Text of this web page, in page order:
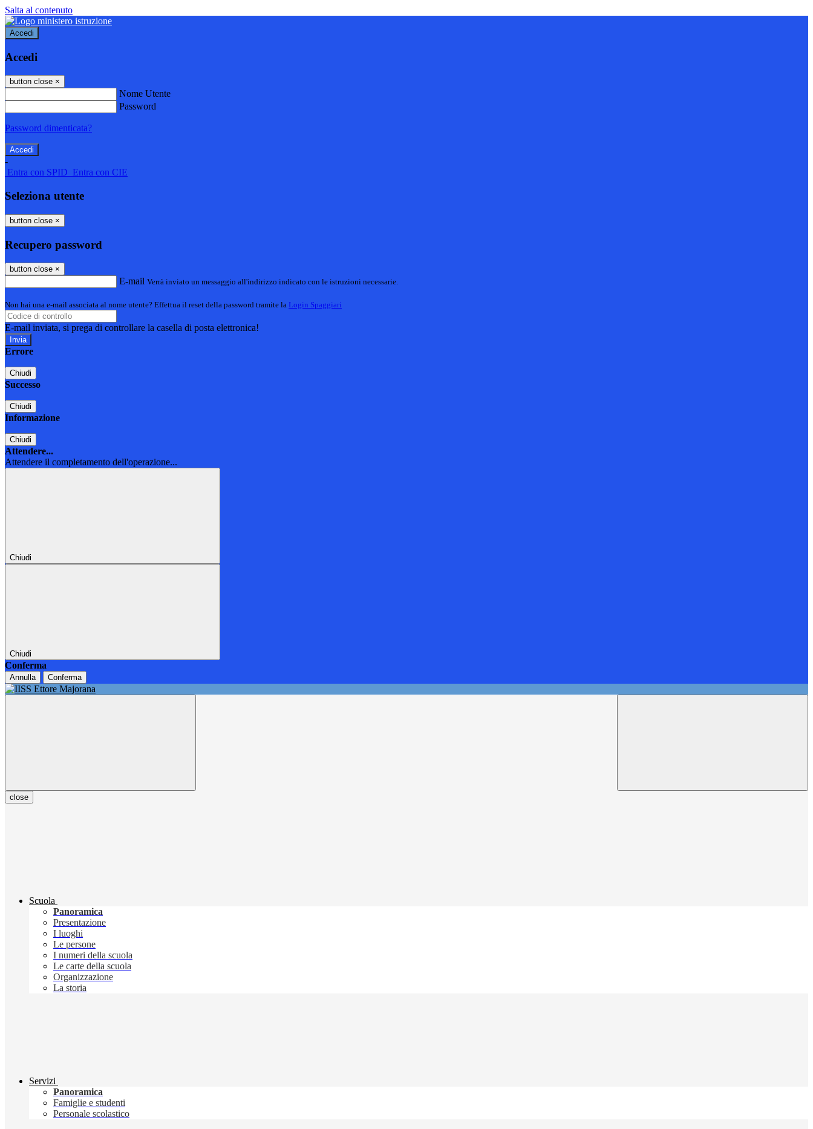
Salta al contenuto
Accedi
Accedi
button close ×
Nome Utente
Password
Password dimenticata?
-
Entra con SPID Entra con CIE
Seleziona utente
button close ×
Recupero password
button close ×
E-mail Verrà inviato un messaggio all'indirizzo indicato con le istruzioni necessarie.
Non hai una e-mail associata al nome utente? Effettua il reset della password tramite la Login Spaggiari
E-mail inviata, si prega di controllare la casella di posta elettronica!
Errore
Chiudi
Successo
Chiudi
Informazione
Chiudi
Attendere...
Attendere il completamento dell'operazione...
Chiudi
Chiudi
Conferma
Annulla Conferma
close
Scuola
Panoramica
Presentazione
I luoghi
Le persone
I numeri della scuola
Le carte della scuola
Organizzazione
La storia
Servizi
Panoramica
Famiglie e studenti
Personale scolastico